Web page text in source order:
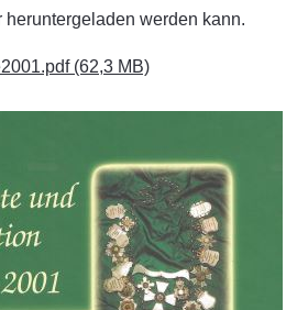
werden kann.
(62,3 MB)